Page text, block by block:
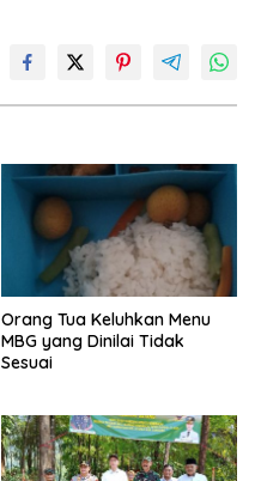
Orang Tua Keluhkan Menu
MBG yang Dinilai Tidak
Sesuai